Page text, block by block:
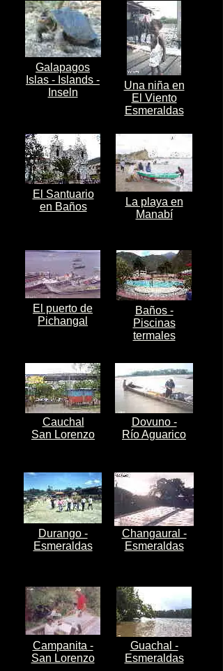
Una niña en
El Viento
Esmeraldas
El puerto de
Pichangal
La playa en
Manabí
El Santuario
en Baños
Baños -
Piscinas
termales
Campanita -
San Lorenzo
Durango -
Esmeraldas
Dovuno -
Río Aguarico
Cauchal
San Lorenzo
Changaural -
Esmeraldas
Guachal -
Esmeraldas
Galapagos
Islas - Islands -
Inseln